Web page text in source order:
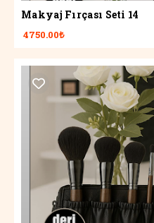
Makyaj Fırçası Seti 14
4750.00₺